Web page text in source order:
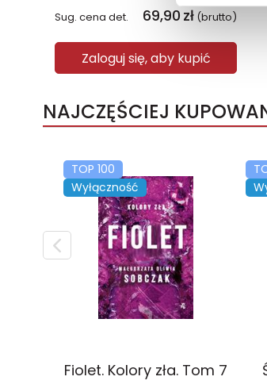
Sug. cena det. 69,90 zł (brutto)
Zaloguj się, aby kupić
NAJCZĘŚCIEJ
TOP 100
Wyłączność
Fiolet. Kolory zła. Tom 7